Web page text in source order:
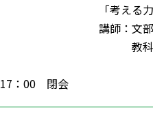
「考える力や表現す
講師：文部科学省・
教科調査官
17：00 閉会